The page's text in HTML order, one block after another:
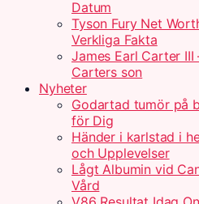
Datum
Tyson Fury Net
Verkliga Fakta
James Earl Carter
Carters son
Nyheter
Godartad tumör på
för Dig
Händer i karlstad i
och Upplevelser
Lågt Albumin vid
Vård